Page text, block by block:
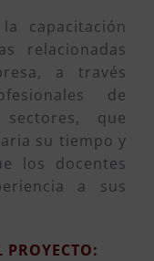
capacitación
relacionadas
a través
de
que
su tiempo y
los docentes
a sus